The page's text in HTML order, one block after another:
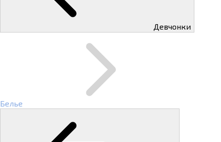
Девчонки
Белье